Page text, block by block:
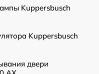
Kuppersbusch
Kuppersbusch
двери